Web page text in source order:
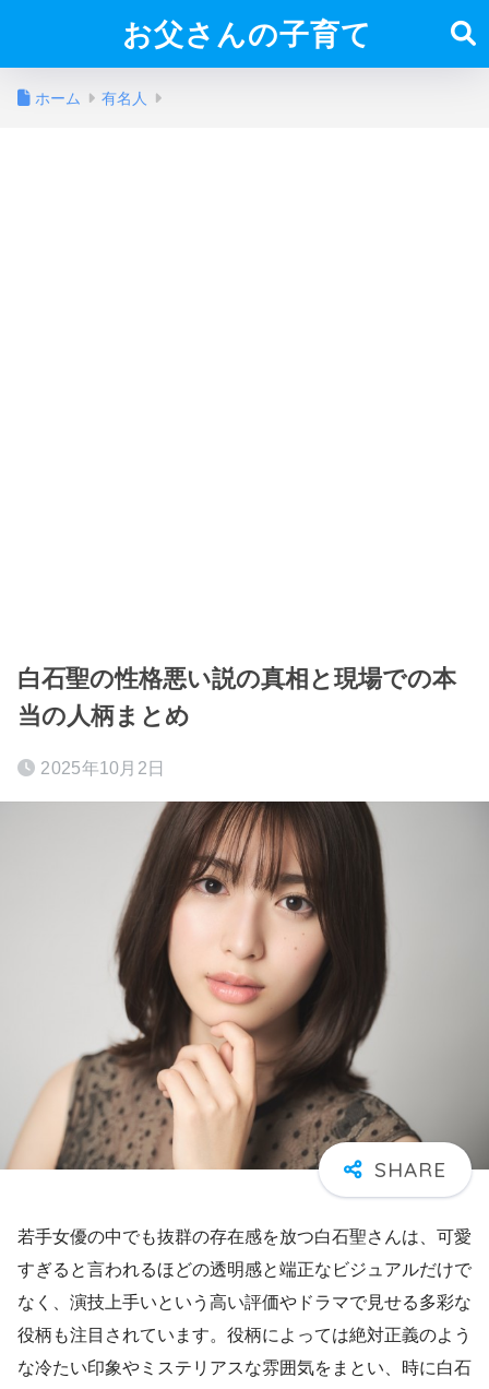
お父さんの子育て
ホーム 有名人
白石聖の性格悪い説の真相と現場での本
当の人柄まとめ
2025年10月2日
若手女優の中でも抜群の存在感を放つ白石聖さんは、可愛
すぎると言われるほどの透明感と端正なビジュアルだけで
なく、演技上手いという高い評価やドラマで見せる多彩な
役柄も注目されています。役柄によっては絶対正義のよう
な冷たい印象やミステリアスな雰囲気をまとい、時に白石